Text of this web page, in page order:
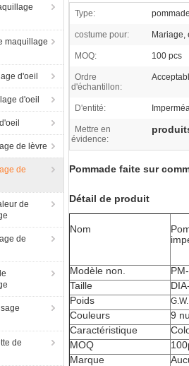
maquillage
d'oeil
d'oeil
de lèvre
de
de
de
de
Type:
costume pour: Mariage,
MOQ: 100 pcs
Ordre
d'échantillon:
D'entité:
Mettre en
évidence:
Pommade faite sur
Détail de produit
Nom
Modèle non.
Taille
Poids
G.W.
Couleurs
9
Caractéristique
MOQ
Marque